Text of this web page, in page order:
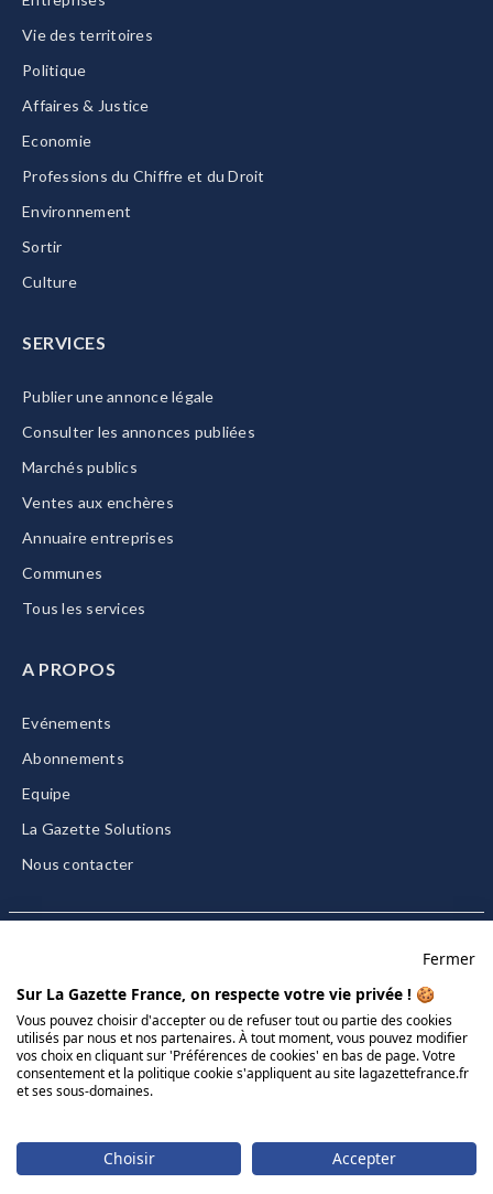
Vie des territoires
Politique
Affaires & Justice
Economie
Professions du Chiffre et du Droit
Environnement
Sortir
Culture
SERVICES
Publier une annonce légale
Consulter les annonces publiées
Marchés publics
Ventes aux enchères
Annuaire entreprises
Communes
Tous les services
A PROPOS
Evénements
Abonnements
Equipe
La Gazette Solutions
Nous contacter
CGU/CGV
Données personnelles
Charte sur les cookies
© 2026 La Gazette France
Fermer
Sur La Gazette France, on respecte votre vie privée ! 🍪
Vous pouvez choisir d'accepter ou de refuser tout ou partie des cookies
utilisés par nous et nos partenaires. À tout moment, vous pouvez modifier
vos choix en cliquant sur 'Préférences de cookies' en bas de page. Votre
consentement et la politique cookie s'appliquent au site lagazettefrance.fr
et ses sous-domaines.
Choisir Accepter